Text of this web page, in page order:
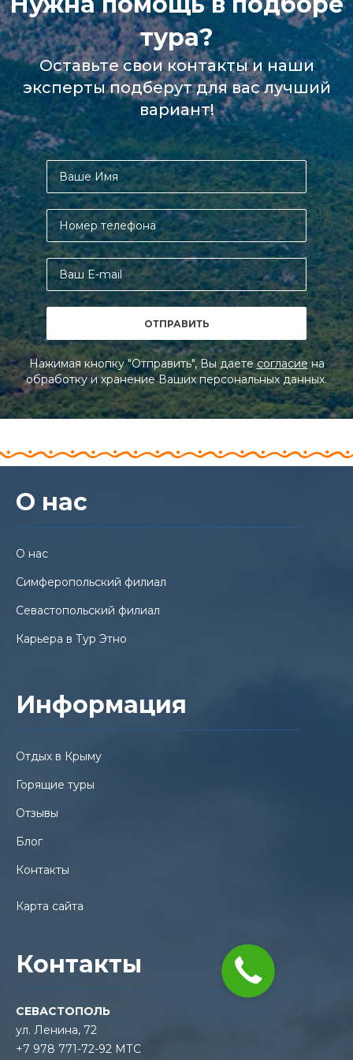
тура?
Оставьте свои контакты и наши
эксперты подберут для вас лучший
вариант!
Нажимая кнопку "Отправить", Вы даетесогласиена
обработку и хранение Ваших персональных данных.
О нас
О нас
Симферопольский филиал
Севастопольский филиал
Карьера в Тур Этно
Информация
Отдых в Крыму
Горящие туры
Отзывы
Блог
Контакты
Карта сайта
Контакты
СЕВАСТОПОЛЬ
ул. Ленина, 72
+7 978 771-72-92 МТС